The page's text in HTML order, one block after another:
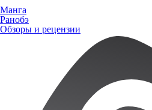
Манга
Ранобэ
Обзоры и рецензии